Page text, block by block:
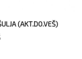
(AKT.DO.VEŠ)